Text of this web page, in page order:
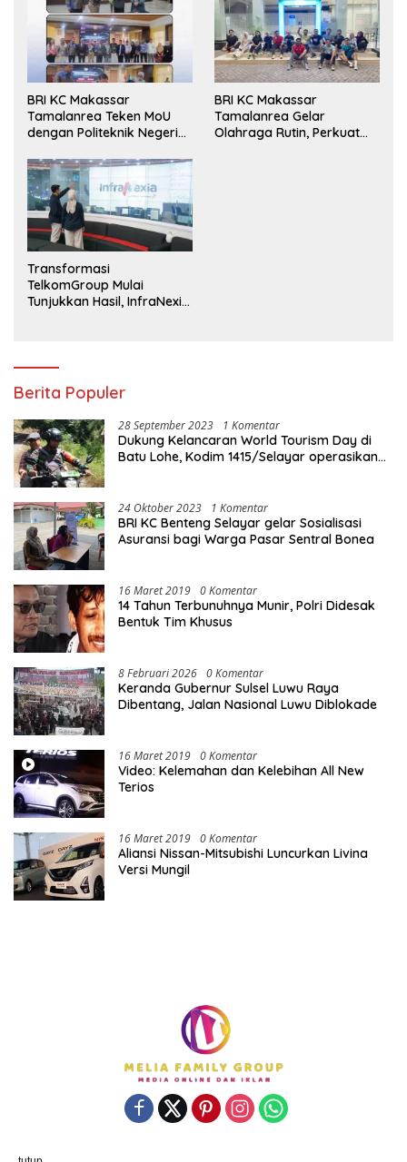
BRI KC Makassar
Tamalanrea Teken MoU
dengan Politeknik Negeri
Layanan Perbankan
BRI KC Makassar
Tamalanrea Gelar
Olahraga Rutin, Perkuat
Transformasi
TelkomGroup Mulai
Tunjukkan Hasil, InfraNexia
Berita Populer
28 September 2023 1 Komentar
Dukung Kelancaran World Tourism Day di
Batu Lohe, Kodim 1415/Selayar operasikan
24 Oktober 2023 1 Komentar
BRI KC Benteng Selayar gelar Sosialisasi
Asuransi bagi Warga Pasar Sentral Bonea
16 Maret 2019 0 Komentar
14 Tahun Terbunuhnya Munir, Polri Didesak
Bentuk Tim Khusus
8 Februari 2026 0 Komentar
Keranda Gubernur Sulsel Luwu Raya
Dibentang, Jalan Nasional Luwu Diblokade
16 Maret 2019 0 Komentar
Video: Kelemahan dan Kelebihan All New
Terios
16 Maret 2019 0 Komentar
Aliansi Nissan-Mitsubishi Luncurkan Livina
Versi Mungil